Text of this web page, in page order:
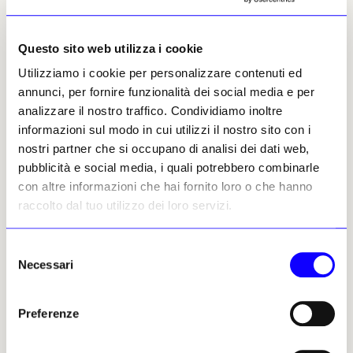
Questo sito web utilizza i cookie
Utilizziamo i cookie per personalizzare contenuti ed
annunci, per fornire funzionalità dei social media e per
analizzare il nostro traffico. Condividiamo inoltre
informazioni sul modo in cui utilizzi il nostro sito con i
nostri partner che si occupano di analisi dei dati web,
pubblicità e social media, i quali potrebbero combinarle
con altre informazioni che hai fornito loro o che hanno
raccolto dal tuo utilizzo dei loro servizi.
delNecessari
Preferenze
Cecilia Paccagnella
Leggi i suoi articoli
Altri articoli dell'autore
NOTIZIE POLITICHE E PROFESSIONALI
La luce di Bruna Esposito